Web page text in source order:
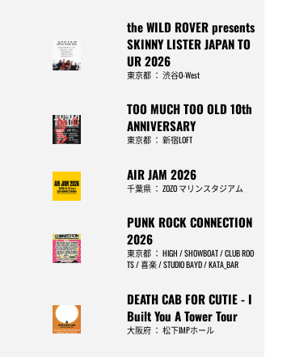
the WILD ROVER presents
SKINNY LISTER JAPAN TO
UR 2026
東京都： 渋谷O-West
TOO MUCH TOO OLD 10th
ANNIVERSARY
東京都： 新宿LOFT
AIR JAM 2026
千葉県： ZOZO マリンスタジアム
PUNK ROCK CONNECTION
2026
東京都： HIGH / SHOWBOAT / CLUB ROO
TS / 喜楽 / STUDIO BAYD / KATA_BAR
DEATH CAB FOR CUTIE - I
Built You A Tower Tour
大阪府： 松下IMPホール